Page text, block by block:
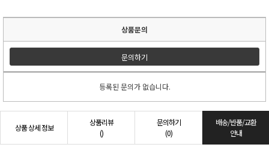
상품문의
문의하기
등록된 문의가 없습니다.
상품 상세 정보
상품리뷰
()
문의하기
(0)
배송/반품/교환
안내